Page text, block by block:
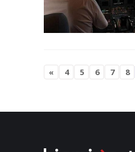
« 4 5 6 7 8